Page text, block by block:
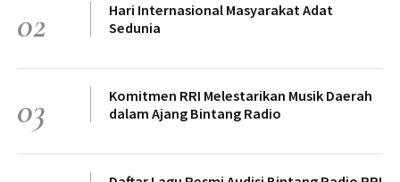
02
Hari Internasional Masyarakat Adat
Sedunia
03
Komitmen RRI Melestarikan Musik Daerah
dalam Ajang Bintang Radio